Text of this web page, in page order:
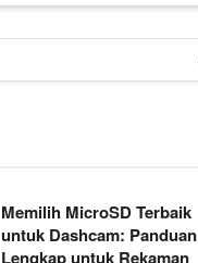
Memilih MicroSD Terbaik
untuk Dashcam: Panduan
Lengkap untuk Rekaman